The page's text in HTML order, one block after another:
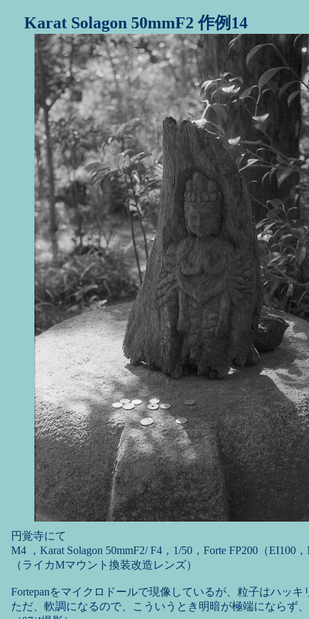
Karat Solagon 50mmF2 作例14
円覚寺にて
M4 ，Karat Solagon 50mmF2/ F4，1/50，Forte FP200（EI100
（ライカMマウント換装改造レンズ）
Fortepanをマイクロドールで現像しているが、粒子はハッ
ただ、軟調になるので、こういうとき明暗が極端にならず